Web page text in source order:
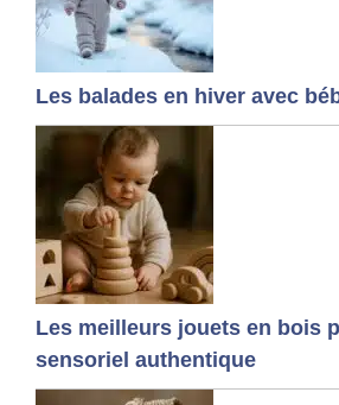
Les balades en hiver avec
Les meilleurs jouets en bois
sensoriel authentique